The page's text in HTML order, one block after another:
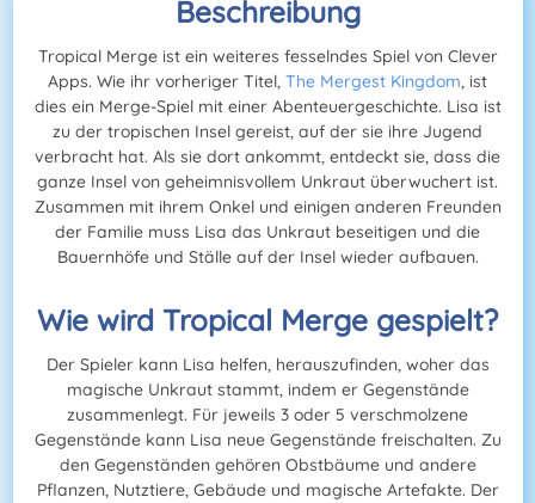
Beschreibung
Tropical Merge ist ein weiteres fesselndes Spiel von Clever
Apps. Wie ihr vorheriger Titel, The Mergest Kingdom, ist
dies ein Merge-Spiel mit einer Abenteuergeschichte. Lisa ist
zu der tropischen Insel gereist, auf der sie ihre Jugend
verbracht hat. Als sie dort ankommt, entdeckt sie, dass die
ganze Insel von geheimnisvollem Unkraut überwuchert ist.
Zusammen mit ihrem Onkel und einigen anderen Freunden
der Familie muss Lisa das Unkraut beseitigen und die
Bauernhöfe und Ställe auf der Insel wieder aufbauen.
Wie wird Tropical Merge gespielt?
Der Spieler kann Lisa helfen, herauszufinden, woher das
magische Unkraut stammt, indem er Gegenstände
zusammenlegt. Für jeweils 3 oder 5 verschmolzene
Gegenstände kann Lisa neue Gegenstände freischalten. Zu
den Gegenständen gehören Obstbäume und andere
Pflanzen, Nutztiere, Gebäude und magische Artefakte. Der